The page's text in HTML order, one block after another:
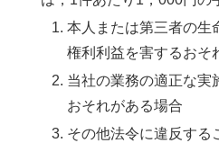
本人または第三者の生
権利利益を害するおそ
当社の業務の適正な実
おそれがある場合
その他法令に違反する